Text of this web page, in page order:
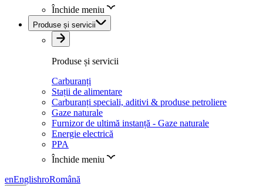
Închide meniu
Produse și servicii
Produse și servicii
Carburanți
Stații de alimentare
Carburanți speciali, aditivi & produse petroliere
Gaze naturale
Furnizor de ultimă instanță - Gaze naturale
Energie electrică
PPA
Închide meniu
enEnglishroRomână